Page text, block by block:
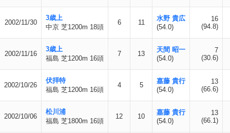
2002/11/30
3歳上
中京 芝1200m 18頭
6 11
水野 貴広
(54.0)
16
(94.8)
2002/11/16
3歳上
福島 芝1200m 16頭
7 13
天間 昭一
(54.0)
7
(30.6)
2002/10/26
伏拝特
福島 芝1200m 16頭
4 5
嘉藤 貴行
(54.0)
13
(66.6)
2002/10/06
松川浦
福島 芝1800m 16頭
12 10
嘉藤 貴行
(54.0)
13
(66.1)